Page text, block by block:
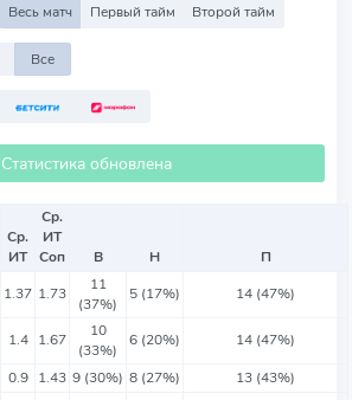
Весь матч Первый тайм Второй тайм
Все
Статистика обновлена
Ср.
ИТ
Ср.
ИТ
Соп
В Н
П
1.37 1.73
11
(37%)
5 (17%) 14 (47%)
1.4 1.67
10
(33%)
6 (20%)
14 (47%)
0.9 1.43 9 (30%) 8 (27%)
13 (43%)